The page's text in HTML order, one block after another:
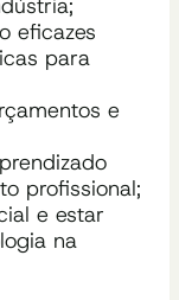
eficazes
para
e
profissional;
e estar
na